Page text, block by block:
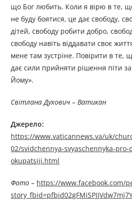
що Бог любить. Коли я вірю в те,
не буду боятися, це дає свободу,
дітей, свободу робити добро,
свободу навіть віддавати своє
мене там зустріне. Повірити в те,
дає сили прийняти рішення піти
Йому».
Світлана Духович – Ватикан
Джерелo:
https://www.vaticannews.va/uk/
02/svidchennya-svyaschennyka-pro-
okupatsiji.html
Фото – https://www.facebook.com/